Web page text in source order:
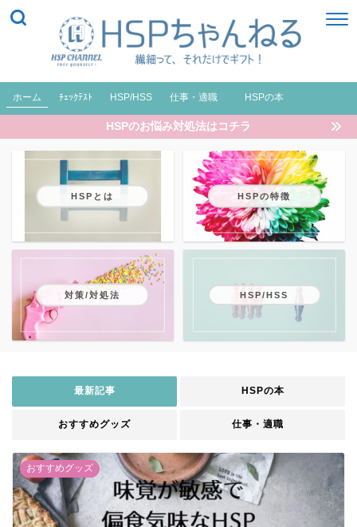
ホーム ﾁｪｯｸﾃｽﾄ HSP/HSS 仕事・適職 HSPの本
HSPのお悩み対処法はコチラ
HSPとは HSPの特徴
対策/対処法 HSP/HSS
最新記事 HSPの本
おすすめグッズ 仕事・適職
おすすめグッズ